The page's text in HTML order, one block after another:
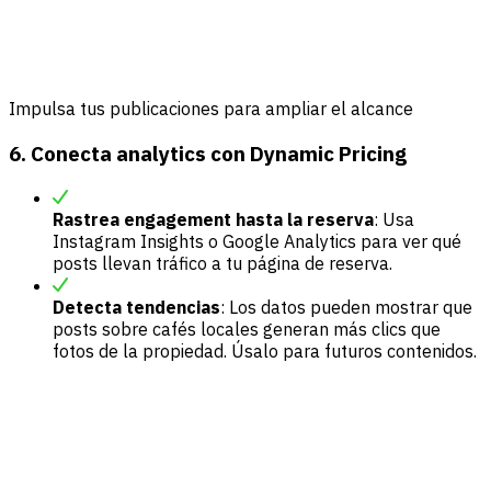
Impulsa tus publicaciones para ampliar el alcance
6. Conecta analytics con Dynamic Pricing
Rastrea engagement hasta la reserva: Usa
Instagram Insights o Google Analytics para ver qué
posts llevan tráfico a tu página de reserva.
Detecta tendencias: Los datos pueden mostrar que
posts sobre cafés locales generan más clics que
fotos de la propiedad. Úsalo para futuros contenidos.